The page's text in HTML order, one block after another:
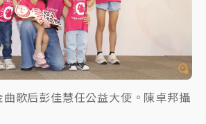
歌后彭佳慧任公益大使。陳卓邦攝